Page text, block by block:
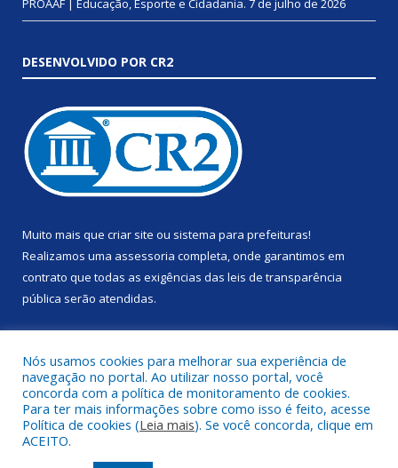
PROAAF | Educação, Esporte e Cidadania. 7 de julho de 2026
DESENVOLVIDO POR CR2
Muito mais que criar site ou sistema para prefeituras!
Realizamos uma assessoria completa, onde garantimos em
contrato que todas as exigências das leis de transparência
pública serão atendidas.
Todos os direitos reservados a Prefeitura Municipal de Anapu.
Nós usamos cookies para melhorar sua experiência de
navegação no portal. Ao utilizar nosso portal, você
concorda com a política de monitoramento de cookies.
Para ter mais informações sobre como isso é feito, acesse
Política de cookies (Leia mais). Se você concorda, clique em
ACEITO.